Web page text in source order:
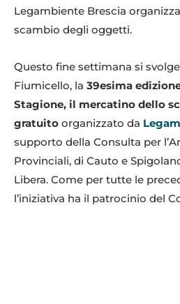
Legambiente Brescia
scambio degli oggetti.
Questo fine settimana si
Fiumicello, la 39esima
Stagione, il mercatino dello
gratuito organizzato da
supporto della Consulta per
Provinciali, di Cauto e
Libera. Come per tutte le
l’iniziativa ha il patrocinio del